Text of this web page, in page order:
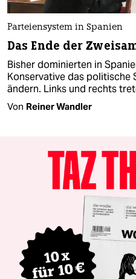
Parteiensystem in Spanien
Das Ende der
Bisher dominierten in
Konservative das politische
ändern. Links und rechts
Von Reiner Wandler